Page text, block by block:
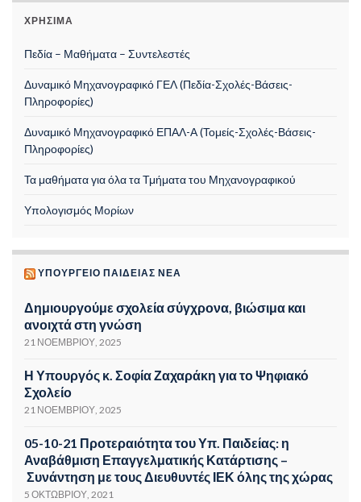
ΧΡΉΣΙΜΑ
Πεδία – Μαθήματα – Συντελεστές
Δυναμικό Μηχανογραφικό ΓΕΛ (Πεδία-Σχολές-Βάσεις-
Πληροφορίες)
Δυναμικό Μηχανογραφικό ΕΠΑΛ-Α (Τομείς-Σχολές-Βάσεις-
Πληροφορίες)
Τα μαθήματα για όλα τα Τμήματα του Μηχανογραφικού
Υπολογισμός Μορίων
ΥΠΟΥΡΓΕΊΟ ΠΑΙΔΕΊΑΣ ΝΈΑ
Δημιουργούμε σχολεία σύγχρονα, βιώσιμα και
ανοιχτά στη γνώση
21 ΝΟΕΜΒΡΊΟΥ, 2025
Η Υπουργός κ. Σοφία Ζαχαράκη για το Ψηφιακό
Σχολείο
21 ΝΟΕΜΒΡΊΟΥ, 2025
05-10-21 Προτεραιότητα του Υπ. Παιδείας: η
Αναβάθμιση Επαγγελματικής Κατάρτισης –
Συνάντηση με τους Διευθυντές ΙΕΚ όλης της χώρας
5 ΟΚΤΩΒΡΊΟΥ, 2021